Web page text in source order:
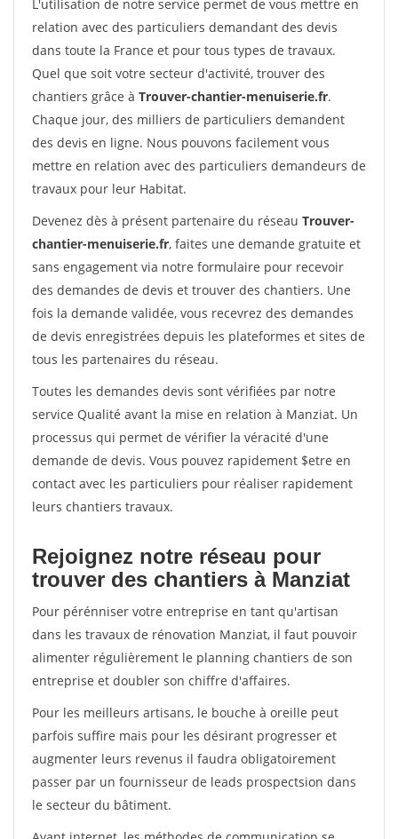
L'utilisation de notre service permet de vous mettre en
relation avec des particuliers demandant des devis
dans toute la France et pour tous types de travaux.
Quel que soit votre secteur d'activité, trouver des
chantiers grâce à Trouver-chantier-menuiserie.fr.
Chaque jour, des milliers de particuliers demandent
des devis en ligne. Nous pouvons facilement vous
mettre en relation avec des particuliers demandeurs de
travaux pour leur Habitat.
Devenez dès à présent partenaire du réseau Trouver-
chantier-menuiserie.fr, faites une demande gratuite et
sans engagement via notre formulaire pour recevoir
des demandes de devis et trouver des chantiers. Une
fois la demande validée, vous recevrez des demandes
de devis enregistrées depuis les plateformes et sites de
tous les partenaires du réseau.
Toutes les demandes devis sont vérifiées par notre
service Qualité avant la mise en relation à Manziat. Un
processus qui permet de vérifier la véracité d'une
demande de devis. Vous pouvez rapidement $etre en
contact avec les particuliers pour réaliser rapidement
leurs chantiers travaux.
Rejoignez notre réseau pour
trouver des chantiers à Manziat
Pour pérénniser votre entreprise en tant qu'artisan
dans les travaux de rénovation Manziat, il faut pouvoir
alimenter régulièrement le planning chantiers de son
entreprise et doubler son chiffre d'affaires.
Pour les meilleurs artisans, le bouche à oreille peut
parfois suffire mais pour les désirant progresser et
augmenter leurs revenus il faudra obligatoirement
passer par un fournisseur de leads prospectsion dans
le secteur du bâtiment.